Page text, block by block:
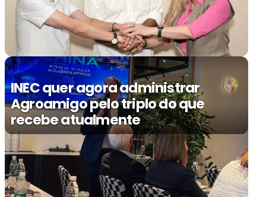
PREGÃO ELETRÔNICO
INEC quer agora administrar
Agroamigo pelo triplo do que
recebe atualmente